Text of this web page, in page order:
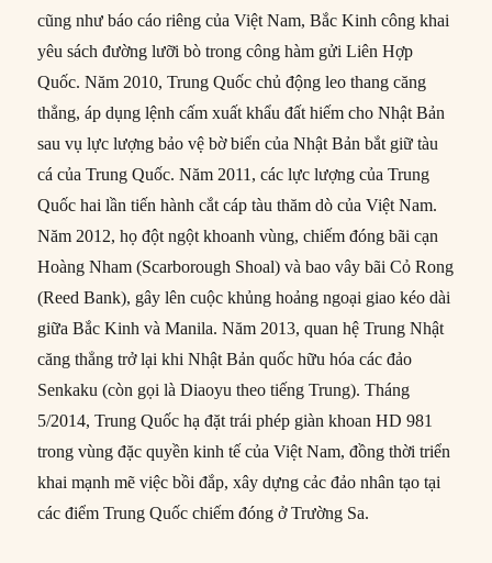
cũng như báo cáo riêng của Việt Nam, Bắc Kinh công khai
yêu sách đường lưỡi bò trong công hàm gửi Liên Hợp
Quốc. Năm 2010, Trung Quốc chủ động leo thang căng
thẳng, áp dụng lệnh cấm xuất khẩu đất hiếm cho Nhật Bản
sau vụ lực lượng bảo vệ bờ biển của Nhật Bản bắt giữ tàu
cá của Trung Quốc. Năm 2011, các lực lượng của Trung
Quốc hai lần tiến hành cắt cáp tàu thăm dò của Việt Nam.
Năm 2012, họ đột ngột khoanh vùng, chiếm đóng bãi cạn
Hoàng Nham (Scarborough Shoal) và bao vây bãi Cỏ Rong
(Reed Bank), gây lên cuộc khủng hoảng ngoại giao kéo dài
giữa Bắc Kinh và Manila. Năm 2013, quan hệ Trung Nhật
căng thẳng trở lại khi Nhật Bản quốc hữu hóa các đảo
Senkaku (còn gọi là Diaoyu theo tiếng Trung). Tháng
5/2014, Trung Quốc hạ đặt trái phép giàn khoan HD 981
trong vùng đặc quyền kinh tế của Việt Nam, đồng thời triển
khai mạnh mẽ việc bồi đắp, xây dựng cảc đảo nhân tạo tại
các điểm Trung Quốc chiếm đóng ở Trường Sa.